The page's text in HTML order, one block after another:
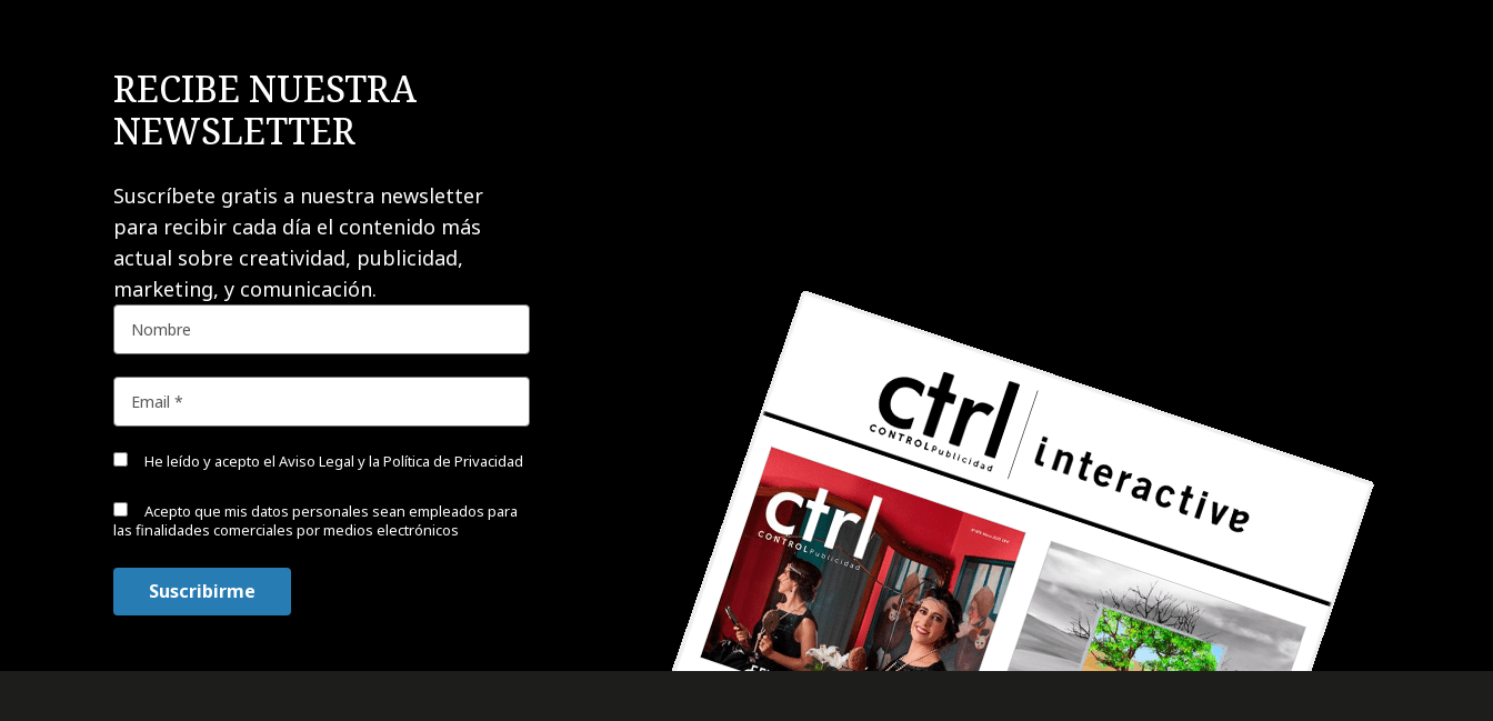
RECIBE NUESTRA
NEWSLETTER
Suscríbete gratis a nuestra newsletter
para recibir cada día el contenido más
actual sobre creatividad, publicidad,
marketing, y comunicación.
He leído y acepto el Aviso Legal y la Política de Privacidad
Acepto que mis datos personales sean empleados para
las finalidades comerciales por medios electrónicos